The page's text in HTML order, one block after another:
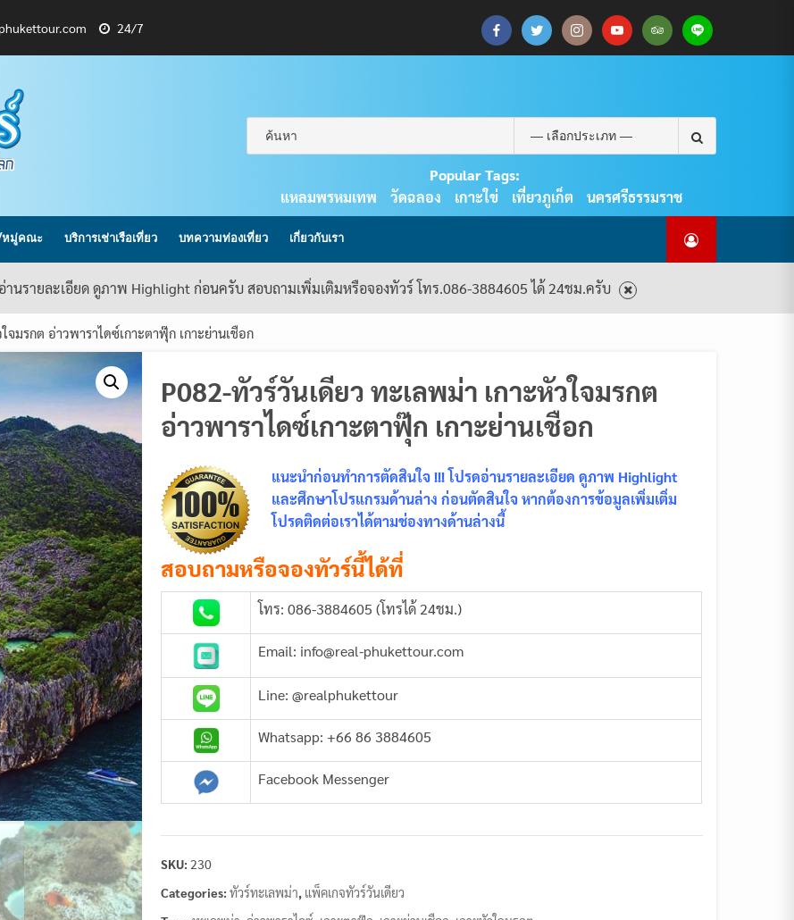
24/7
CHECKOUT
SAMPLE
บทความ
ยินดี
PHUKET
เกี่ยว
แพ็คเกจ
Search
for:
Popular Tags:
แหลมพรหมเทพ
วัดฉลอง เกาะใข่ เที่ยวภูเก็ต นครศรีธรรมราช
/หมู่คณะ บริการเช่าเรือเที่ยว บทความท่องเที่ยว เกี่ยวกับเรา
นรายละเอียด ดูภาพ Highlight ก่อนครับ สอบถามเพิ่มเติมหรือจองทัวร์ โทร.086-3884605 ได้ 24ชม.ครับ
มรกต อ่าวพาราไดซ์เกาะตาฟุ๊ก เกาะย่านเชือก
P082-ทัวร์วันเดียว ทะเลพม่า เกาะหัวใจมรกต
อ่าวพาราไดซ์เกาะตาฟุ๊ก เกาะย่านเชือก
แนะนำก่อนทำการตัดสินใจ !!! โปรดอ่านรายละเอียด ดูภาพ Highlight
และศึกษาโปรแกรมด้านล่าง ก่อนตัดสินใจ หากต้องการข้อมูลเพิ่มเติ่ม
โปรดติดต่อเราได้ตามช่องทางด้านล่างนี้
สอบถามหรือจองทัวร์นี้ได้ที่
โทร: 086-3884605 (โทรได้ 24ชม.)
Email: info@real-phukettour.com
Line: @realphukettour
Whatsapp: +66 86 3884605
Facebook Messenger
SKU:230
Categories:ทัวร์ทะเลพม่า, แพ็คเกจทัวร์วันเดียว